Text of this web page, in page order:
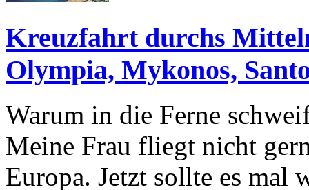
Kreuzfahrt durchs
Olympia, Mykonos,
Warum in die Ferne
Meine Frau fliegt nicht
Europa. Jetzt sollte es mal